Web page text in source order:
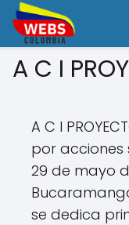
A C I
A C I
por
29 de mayo
se dedica